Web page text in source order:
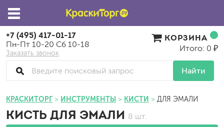
+7 (495) 417-01-17
Пн-Пт 10-20 Сб 10-18
Заказать звонок
Найти
КОРЗИНА
Итого: 0 ₽
КРАСКИТОРГ ИНСТРУМЕНТЫ КИСТИ ДЛЯ ЭМАЛИ
КИСТЬ ДЛЯ ЭМАЛИ 8 шт.